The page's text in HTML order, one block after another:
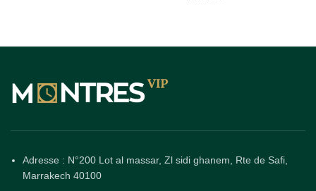
Adresse : N°200 Lot al massar, Zl sidi ghanem, Rte de Safi,
Marrakech 40100